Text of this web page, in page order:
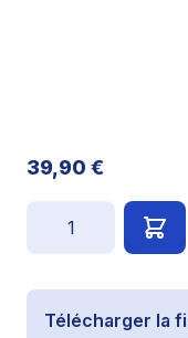
39,90 €
Télécharger la